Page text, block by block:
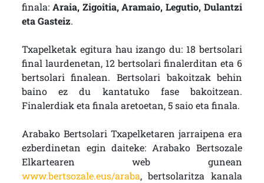
finala: Araia, Zigoitia, Aramaio, Legutio, Dulantzi
eta Gasteiz.
Txapelketak egitura hau izango du: 18 bertsolari
final laurdenetan, 12 bertsolari finalerditan eta 6
bertsolari finalean. Bertsolari bakoitzak behin
baino ez du kantatuko fase bakoitzean.
Finalerdiak eta finala aretoetan, 5 saio eta finala.
Arabako Bertsolari Txapelketaren jarraipena era
ezberdinetan egin daiteke: Arabako Bertsozale
Elkartearen web gunean
www.bertsozale.eus/araba, bertsolaritza kanala